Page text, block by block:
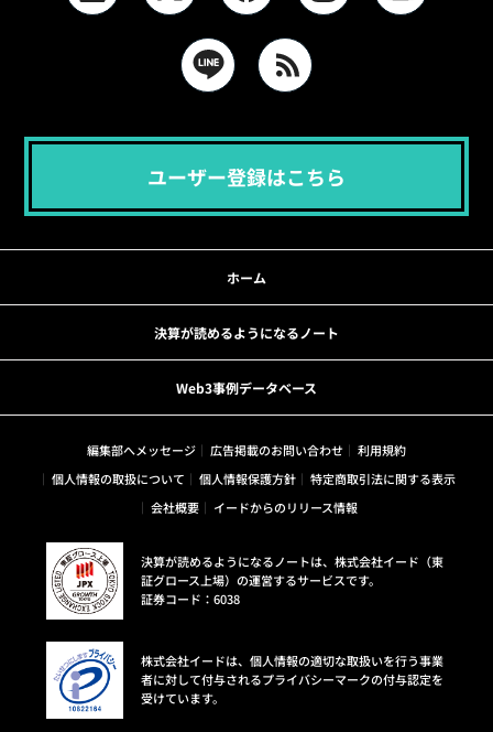
ユーザー登録はこちら
ホーム
決算が読めるようになるノート
Web3事例データベース
編集部へメッセージ 広告掲載のお問い合わせ
利用規約
個人情報の取扱について
個人情報保護方針
特定商取引法に関する表示
会社概要
イードからのリリース情報
決算が読めるようになるノートは、株式会社イード（東
証グロース上場）の運営するサービスです。
証券コード：6038
株式会社イードは、個人情報の適切な取扱いを行う事業
者に対して付与されるプライバシーマークの付与認定を
受けています。